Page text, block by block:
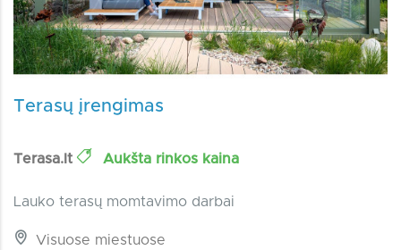
Terasų įrengimas
Terasa.lt Aukšta rinkos kaina
Lauko terasų momtavimo darbai
Visuose miestuose